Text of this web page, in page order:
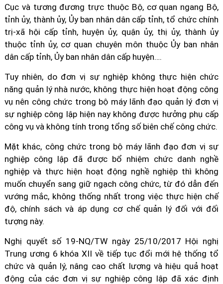
Cục và tương đương trực thuộc Bộ, cơ quan ngang Bộ,
tỉnh ủy, thành ủy, Ủy ban nhân dân cấp tỉnh, tổ chức chính
trị-xã hội cấp tỉnh, huyện ủy, quận ủy, thị ủy, thành ủy
thuộc tỉnh ủy, cơ quan chuyên môn thuộc Ủy ban nhân
dân cấp tỉnh, Ủy ban nhân dân cấp huyện….
Tuy nhiên, do đơn vị sự nghiệp không thực hiện chức
năng quản lý nhà nước, không thực hiện hoạt động công
vụ nên công chức trong bộ máy lãnh đạo quản lý đơn vị
sự nghiệp công lập hiện nay không được hưởng phụ cấp
công vụ và không tính trong tổng số biên chế công chức.
Mặt khác, công chức trong bộ máy lãnh đạo đơn vị sự
nghiệp công lập đã được bổ nhiệm chức danh nghề
nghiệp và thực hiện hoạt động nghề nghiệp thì không
muốn chuyển sang giữ ngạch công chức, từ đó dẫn đến
vướng mắc, không thống nhất trong việc thực hiện chế
độ, chính sách và áp dụng cơ chế quản lý đối với đối
tượng này.
Nghị quyết số 19-NQ/TW ngày 25/10/2017 Hội nghị
Trung ương 6 khóa XII về tiếp tục đổi mới hệ thống tổ
chức và quản lý, nâng cao chất lượng và hiệu quả hoạt
động của các đơn vị sự nghiệp công lập đã xác định